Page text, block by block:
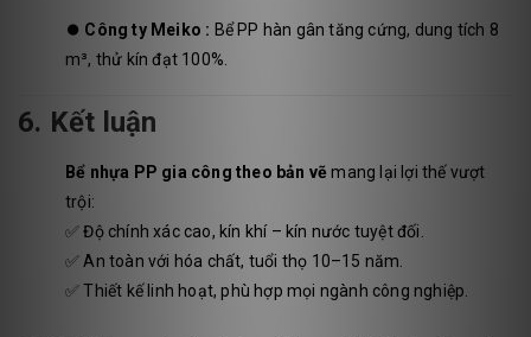
⏺️ Công ty Meiko : Bể PP hàn gân tăng cứng, dung tích 8
m³, thử kín đạt 100%.
6. Kết luận
Bể nhựa PP gia công theo bản vẽ mang lại lợi thế vượt
trội:
✅ Độ chính xác cao, kín khí – kín nước tuyệt đối.
✅ An toàn với hóa chất, tuổi thọ 10–15 năm.
✅ Thiết kế linh hoạt, phù hợp mọi ngành công nghiệp.